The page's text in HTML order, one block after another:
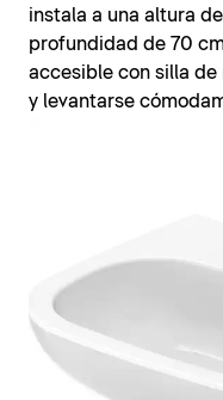
instala a una altura
profundidad de 70
accesible con silla
y levantarse